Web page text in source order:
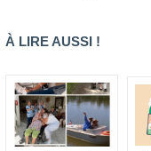
À LIRE AUSSI !